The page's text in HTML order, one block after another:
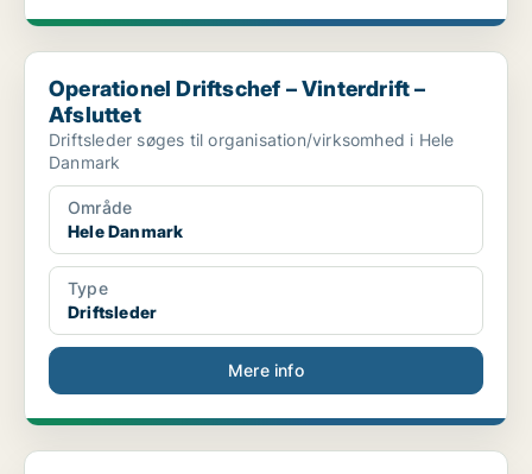
Operationel Driftschef – Vinterdrift – Afsluttet
Operationel Driftschef – Vinterdrift –
Afsluttet
Driftsleder søges til organisation/virksomhed i Hele
Danmark
Område
Hele Danmark
Type
Driftsleder
Mere info
Driftsleder - Esbjerg